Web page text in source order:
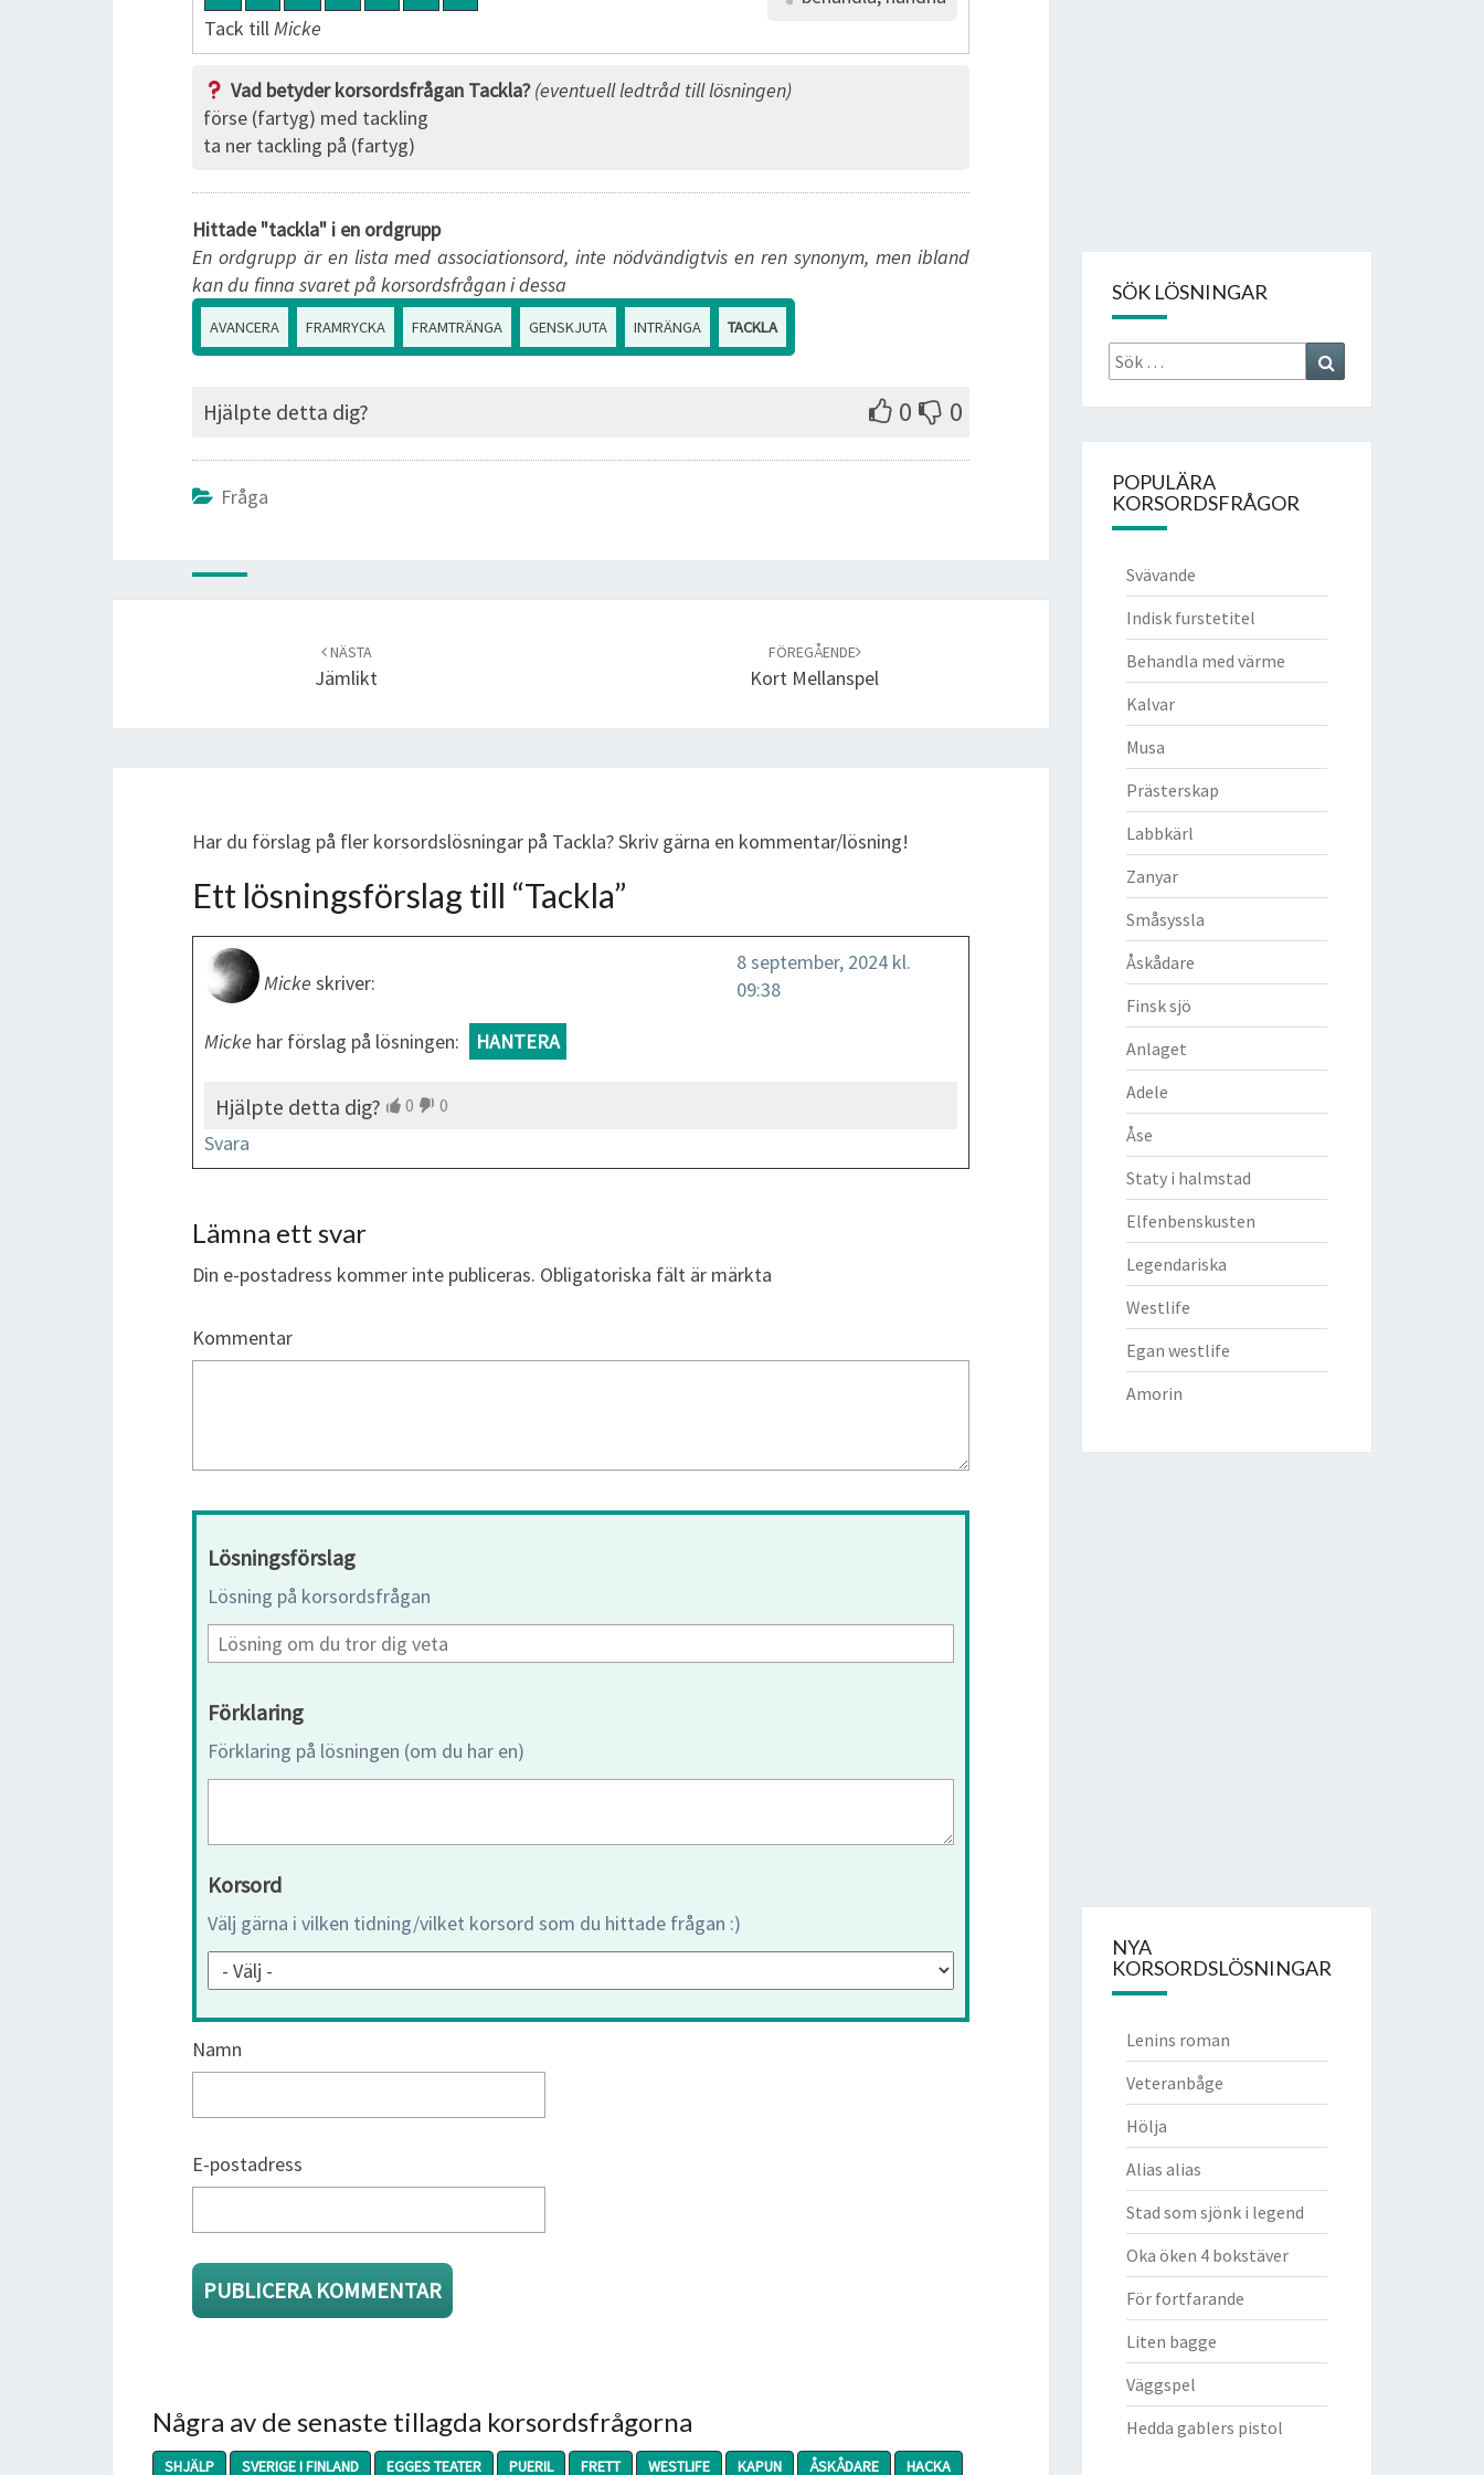
Tack tillMicke
Vad betyder korsordsfrågan Tackla? (eventuell ledtråd till lösningen)
förse (fartyg) med tackling
ta ner tackling på (fartyg)
Hittade "tackla" i en ordgrupp
En ordgrupp är en lista med associationsord, inte nödvändigtvis en ren synonym, men ibland
kan du finna svaret på korsordsfrågan i dessa
AVANCERA FRAMRYCKA FRAMTRÄNGA GENSKJUTA INTRÄNGA TACKLA
Hjälpte detta dig? 0 0
Fråga
NÄSTA
Jämlikt
FÖREGÅENDE
Kort Mellanspel
Har du förslag på fler korsordslösningar på Tackla? Skriv gärna en kommentar/lösning!
Ett lösningsförslag till “Tackla”
Micke skriver:
8 september, 2024 kl.
09:38
Micke har förslag på lösningen: HANTERA
Hjälpte detta dig? 0 0
Svara
Lämna ett svar
Din e-postadress kommer inte publiceras. Obligatoriska fält är märkta
Kommentar
Lösningsförslag
Lösning på korsordsfrågan
Förklaring
Förklaring på lösningen (om du har en)
Korsord
Välj gärna i vilken tidning/vilket korsord som du hittade frågan :)
Namn
E-postadress
Några av de senaste tillagda korsordsfrågorna
SHJÄLP SVERIGE I FINLAND EGGES TEATER PUERIL FRETT WESTLIFE KAPUN ÅSKÅDARE HACKA
SÖK LÖSNINGAR
Sök
efter:
POPULÄRA
KORSORDSFRÅGOR
Svävande
Indisk furstetitel
Behandla med värme
Kalvar
Musa
Prästerskap
Labbkärl
Zanyar
Småsyssla
Åskådare
Finsk sjö
Anlaget
Adele
Åse
Staty i halmstad
Elfenbenskusten
Legendariska
Westlife
Egan westlife
Amorin
NYA
KORSORDSLÖSNINGAR
Lenins roman
Veteranbåge
Hölja
Alias alias
Stad som sjönk i legend
Oka öken 4 bokstäver
För fortfarande
Liten bagge
Väggspel
Hedda gablers pistol